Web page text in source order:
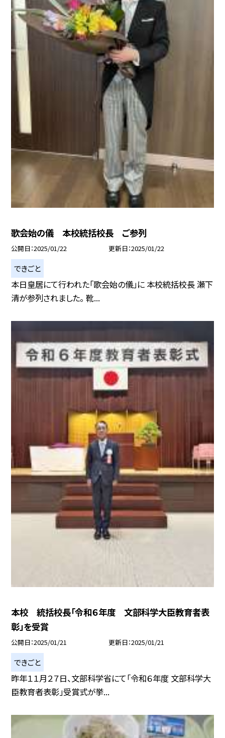
歌会始の儀 本校統括校長 ご参列
公開日 2025/01/22 更新日 2025/01/22
できごと
本日皇居にて行われた「歌会始の儀」に 本校統括校長 瀬下
清が参列されました。 靴...
本校 統括校長「令和６年度 文部科学大臣教育者表
彰」を受賞
公開日 2025/01/21 更新日 2025/01/21
できごと
昨年１１月２７日、文部科学省にて「令和６年度 文部科学大
臣教育者表彰」受賞式が挙...